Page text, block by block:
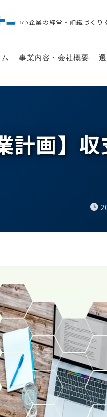
中小企業の経営・組織づくり
事業内容・会社概要
計画】